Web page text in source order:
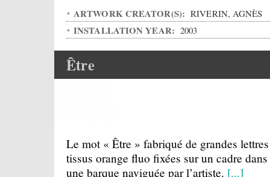
ARTWORK CREATOR(S): RIVERIN, AGNÈS
INSTALLATION YEAR: 2003
Être
Le mot « Être » fabriqué de grandes
tissus orange fluo fixées sur un cadre dans
une barque naviguée par l’artiste. [...]